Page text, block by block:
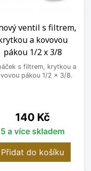
ventil s filtrem,
a kovovou
pákou 1/2 x 3/8
s filtrem, krytkou a
pákou 1/2 x 3/8.
Cena
140 Kč
5 a více skladem
Přidat do košíku